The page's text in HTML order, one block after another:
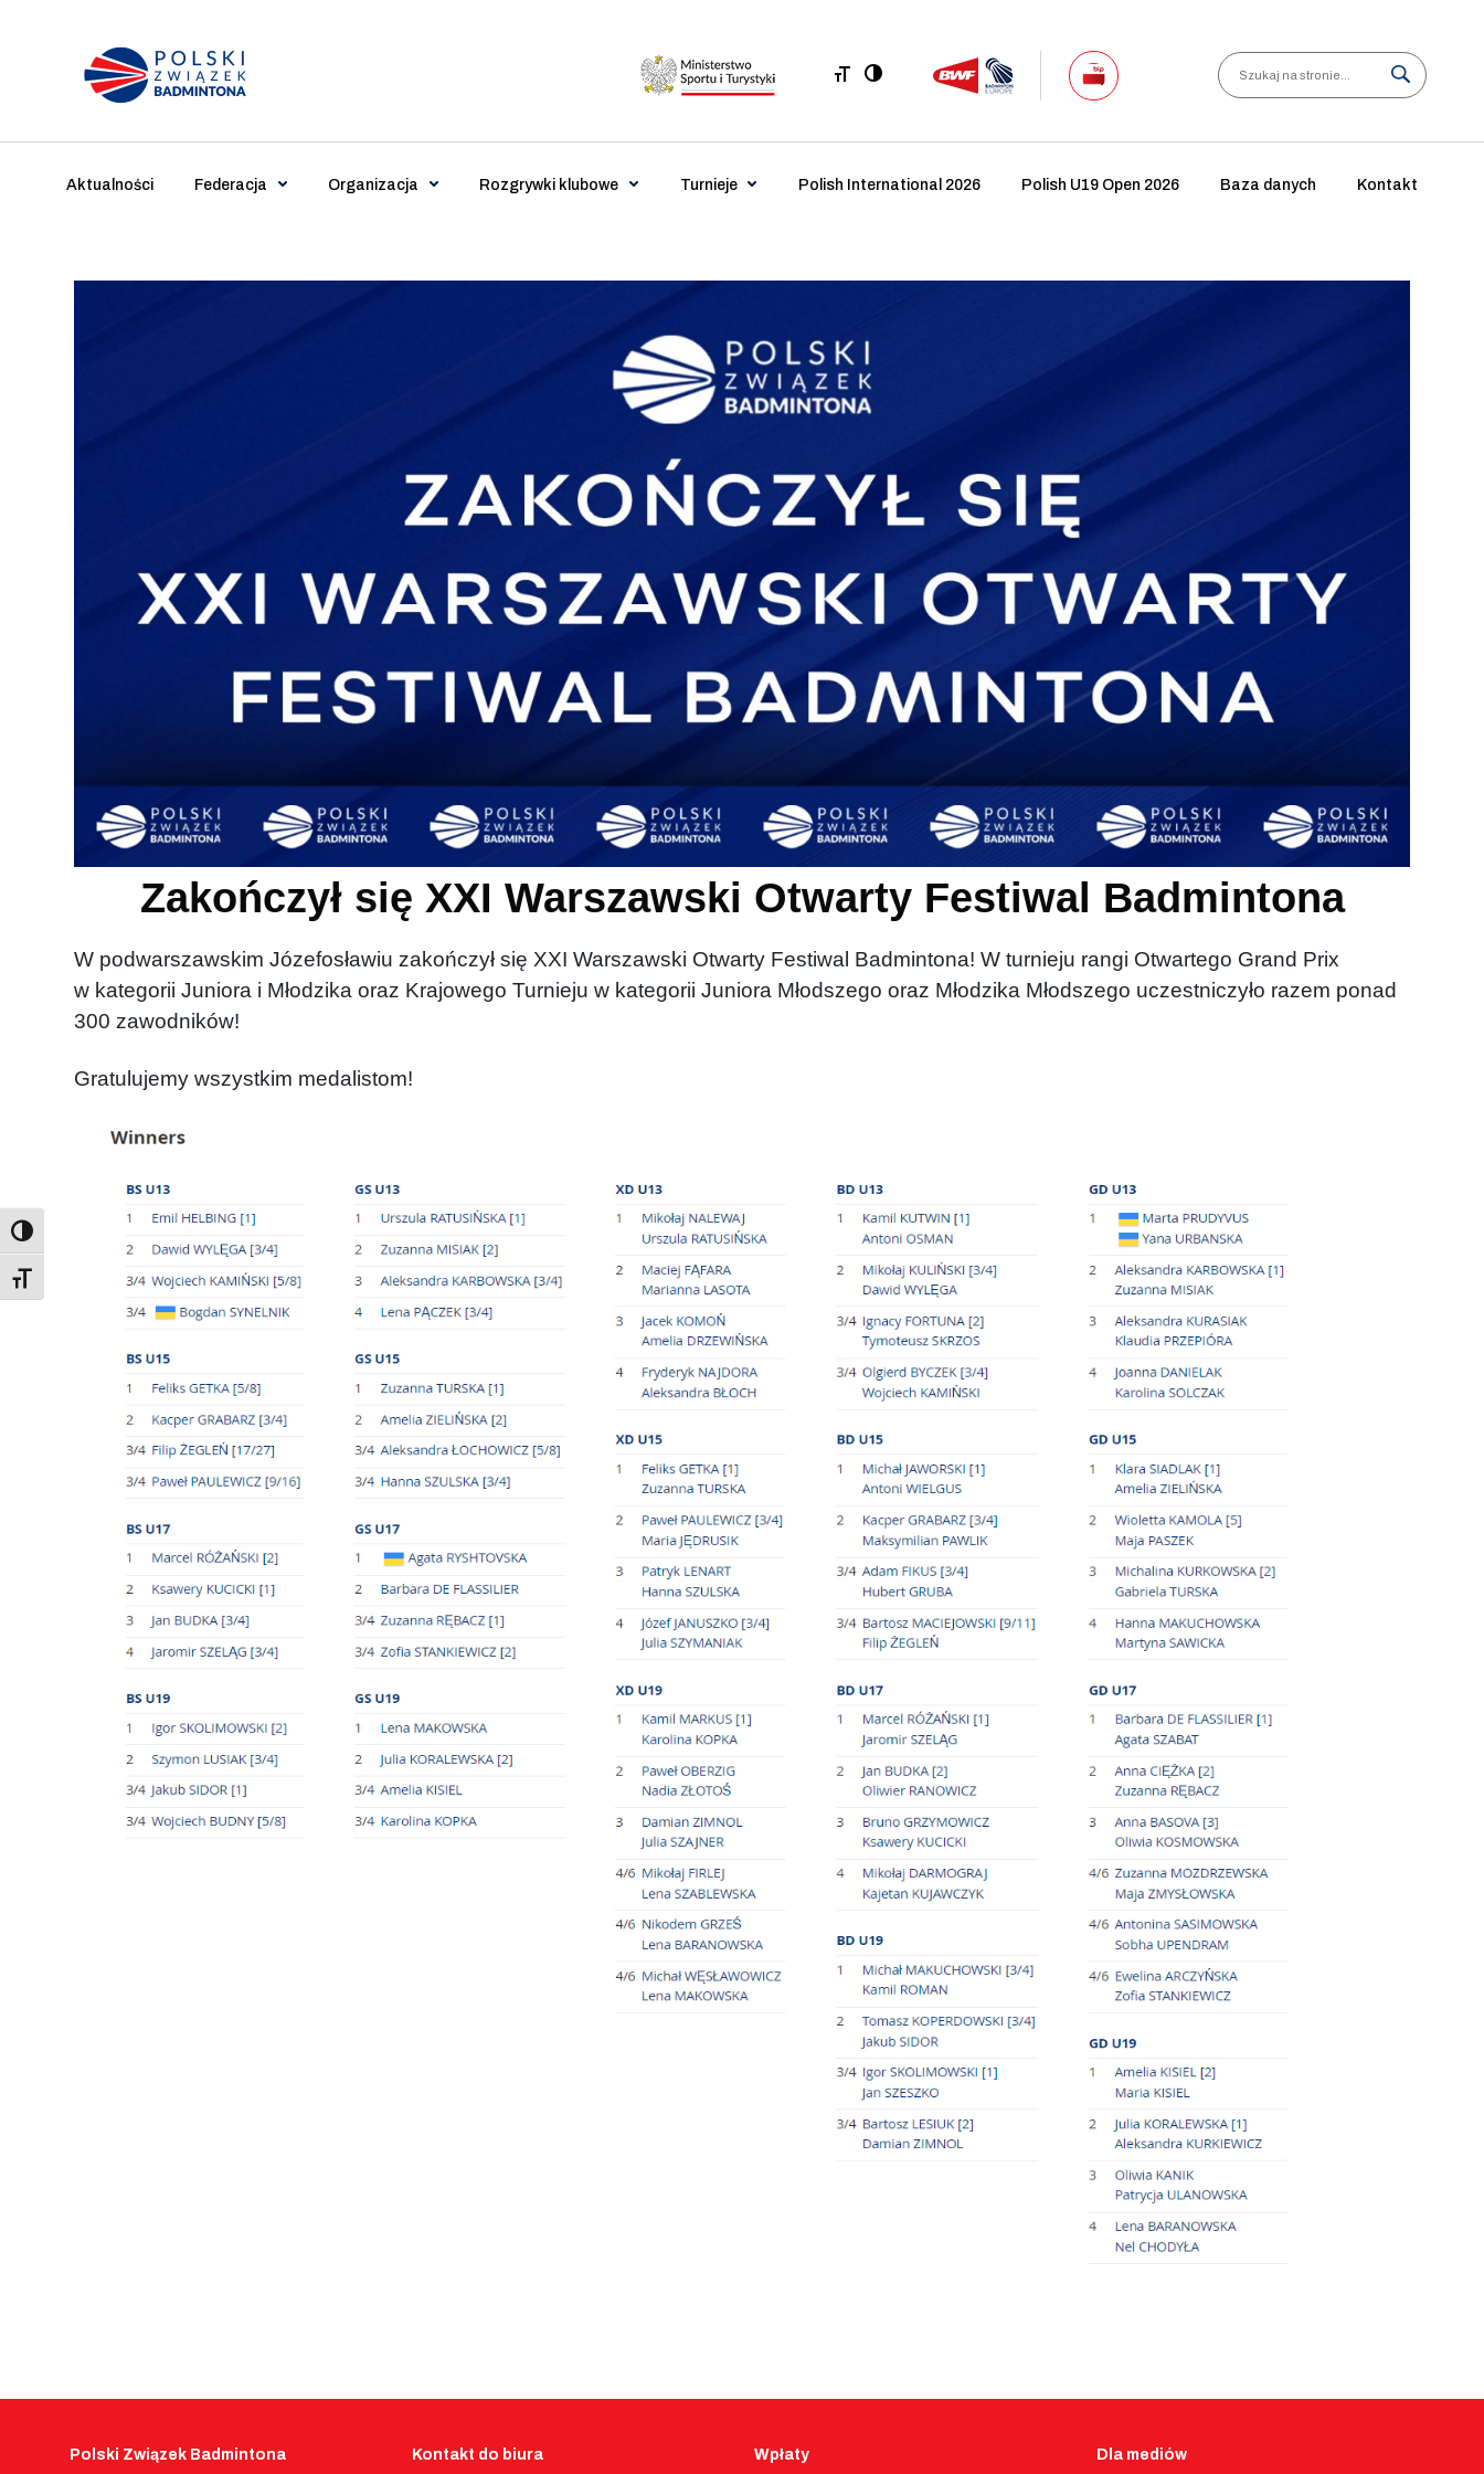
Toggle Font size
Main Navigation
Search
Aktualności Federacja Organizacja Rozgrywki klubowe Turnieje Polish International 2026 Polish U19 Open 2026 Baza danych Kontakt
Zakończył się XXI Warszawski Otwarty Festiwal Badmintona
W podwarszawskim Józefosławiu zakończył się XXI Warszawski Otwarty Festiwal Badmintona! W turnieju rangi Otwartego Grand Prix
w kategorii Juniora i Młodzika oraz Krajowego Turnieju w kategorii Juniora Młodszego oraz Młodzika Młodszego uczestniczyło razem ponad
300 zawodników!
Gratulujemy wszystkim medalistom!
Polski Związek Badmintona Kontakt do biura Wpłaty Dla mediów